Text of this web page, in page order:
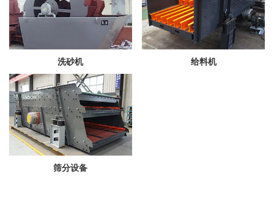
洗砂机 给料机
筛分设备